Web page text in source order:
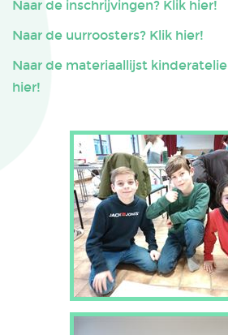
Naar de inschrijvingen? Klik hier!
Naar de uurroosters? Klik hier!
Naar de materiaallijst
hier!